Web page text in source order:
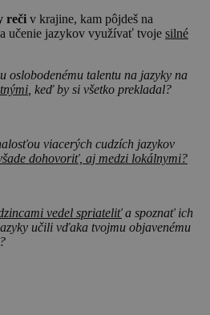
reči v krajine, kam pôjdeš na
učenie jazykov využívať tvoje silné
oslobodenému talentu na jazyky na
, keď by si všetko prekladal?
viacerých cudzích jazykov
dohovoriť, aj medzi lokálnymi?
vedel spriateliťa spoznať ich
učili vďaka tvojmu objavenému